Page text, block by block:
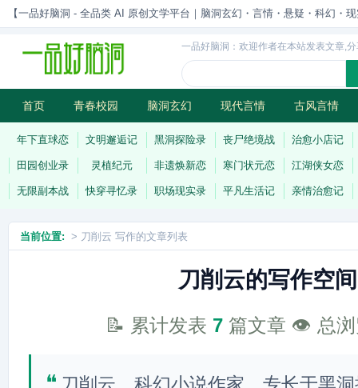
【一品好脑洞 - 全品类 AI 原创文学平台｜脑洞玄幻・言情・悬疑・科幻・
一品好脑洞：欢迎作者在本站发表文章,
首页 青春校园 脑洞玄幻 现代言情 古风言情
历史权谋 武侠江湖 灵异志怪 连载
年下直球恋 文明邂逅记 黑洞探险录 丧尸绝境战 治愈小店记
田园创业录 灵植纪元 非遗焕新恋 寒门状元恋 江湖侠女恋
无限副本战 快穿寻忆录 职场现实录 平凡生活记 亲情治愈记
当前位置: > 刀削云 写作的文章列表
刀削云的写作空间
📝 累计发表 7篇文章 👁️ 总
❝